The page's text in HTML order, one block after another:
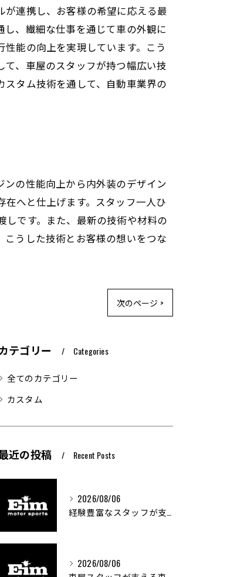
連携し、お客様の希望に応える最
、繊細な仕事を通じて車の外観に
能の向上を実現しています。こう
、車屋のスタッフが持つ幅広い技
タム技術を通して、自動車業界の
の性能向上から内外装のデザイン
へと仕上げます。スタッフ一人ひ
です。また、最新の技術や材料の
うした技術とお客様の想いをつな
次のページ >
テゴリー Categories
全てのカテゴリー
カスタム
近の投稿 Recent Posts
2026/08/06
経験豊富なスタッフが支える車屋のカスタム技術
2026/08/06